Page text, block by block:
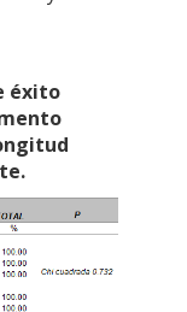
éxito